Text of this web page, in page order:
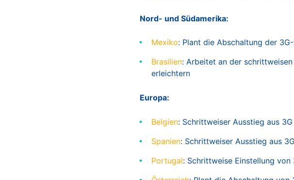
Nord- und Südamerika:
Mexiko: Plant die Abschaltung der
Brasilien: Arbeitet an der
erleichtern
Europa:
Belgien: Schrittweiser Ausstieg aus 3G
Spanien: Schrittweiser Ausstieg aus
Portugal: Schrittweise Einstellung